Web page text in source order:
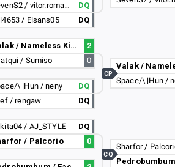
SevenㅤS2 / vitor.romano.rocha
DQ
/ Elsans05
DQ
Valak / Nameless King
2
/ Sumiso
0
\ |Hun / neny
DQ
/ rengaw
DQ
/ AJ_STYLE
DQ
/ Palcorio
0
Space/\ |Hun /
CP
Sharfor /
CQ